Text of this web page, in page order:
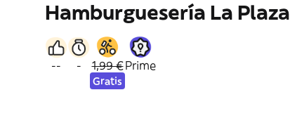
Hamburguesería La Plaza
-- - 1,99 €
Gratis
Prime